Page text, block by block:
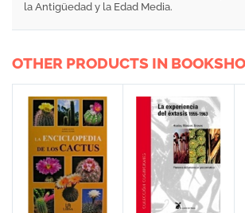
la Antigüedad y la Edad Media.
OTHER PRODUCTS IN